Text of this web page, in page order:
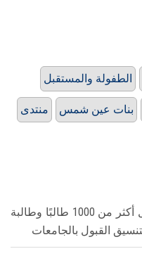
الطفولة والمستقبل
منتدى بنات عين شمس
معامل التنسيق الإلكتروني تستقبل أكثر من 1000 طالبًا وطالبة
القبول بالجامعات